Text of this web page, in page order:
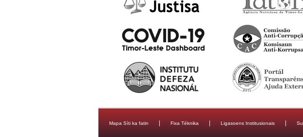
Mapa Síti ka fatin Fixa Téknika Ligasoens Institusionais